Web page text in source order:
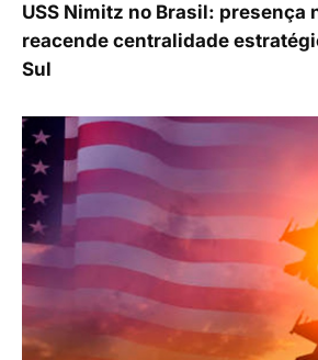
USS Nimitz no Brasil: presença
reacende centralidade
Sul